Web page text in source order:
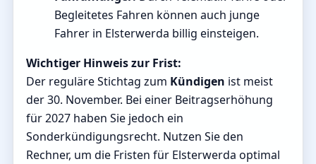
Begleitetes Fahren können auch junge
Fahrer in Elsterwerda billig einsteigen.
Wichtiger Hinweis zur Frist:
Der reguläre Stichtag zum Kündigen ist meist
der 30. November. Bei einer Beitragserhöhung
für 2027 haben Sie jedoch ein
Sonderkündigungsrecht. Nutzen Sie den
Rechner, um die Fristen für Elsterwerda optimal